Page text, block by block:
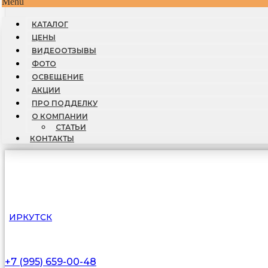
КАТАЛОГ
ЦЕНЫ
ВИДЕООТЗЫВЫ
ФОТО
ОСВЕЩЕНИЕ
АКЦИИ
ПРО ПОДДЕЛКУ
О КОМПАНИИ
СТАТЬИ
КОНТАКТЫ
ИРКУТСК
+7 (995) 659-00-48